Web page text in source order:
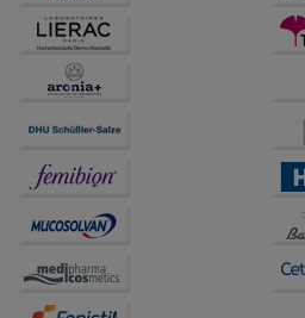
Dritte wie z.B. Google oder
übertragen werden.